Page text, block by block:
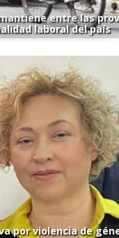
entre las
laboral del país
por violencia de